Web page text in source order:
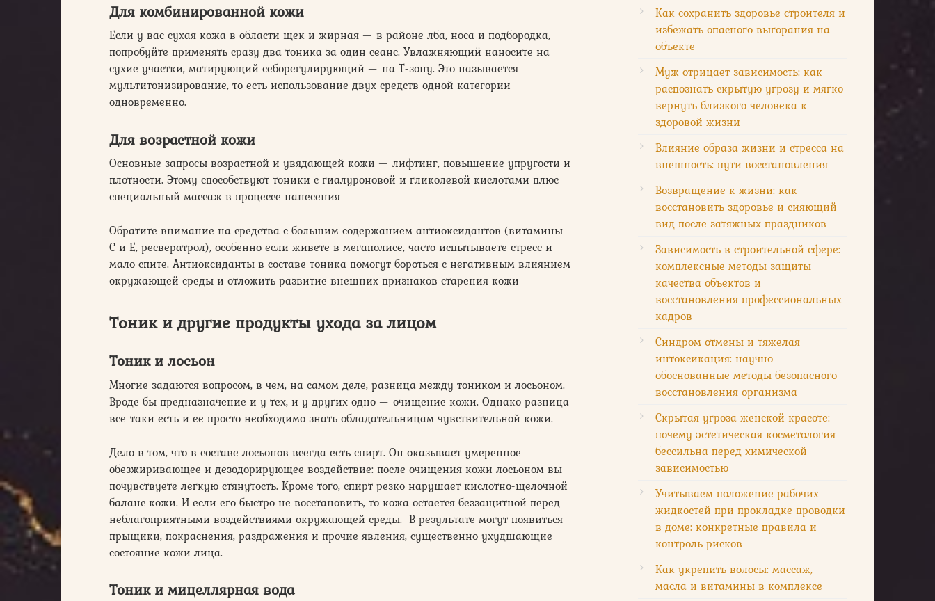
Для комбинированной кожи
Если у вас сухая кожа в области щек и жирная — в районе лба, носа и подбородка,
попробуйте применять сразу два тоника за один сеанс. Увлажняющий наносите на
сухие участки, матирующий себорегулирующий — на Т-зону. Это называется
мультитонизирование, то есть использование двух средств одной категории
одновременно.
Для возрастной кожи
Основные запросы возрастной и увядающей кожи — лифтинг, повышение упругости и
плотности. Этому способствуют тоники с гиалуроновой и гликолевой кислотами плюс
специальный массаж в процессе нанесения
Обратите внимание на средства с большим содержанием антиоксидантов (витамины
С и Е, ресвератрол), особенно если живете в мегаполисе, часто испытываете стресс и
мало спите. Антиоксиданты в составе тоника помогут бороться с негативным влиянием
окружающей среды и отложить развитие внешних признаков старения кожи
Тоник и другие продукты ухода за лицом
Тоник и лосьон
Многие задаются вопросом, в чем, на самом деле, разница между тоником и лосьоном.
Вроде бы предназначение и у тех, и у других одно — очищение кожи. Однако разница
все-таки есть и ее просто необходимо знать обладательницам чувствительной кожи.
Дело в том, что в составе лосьонов всегда есть спирт. Он оказывает умеренное
обезжиривающее и дезодорирующее воздействие: после очищения кожи лосьоном вы
почувствуете легкую стянутость. Кроме того, спирт резко нарушает кислотно-щелочной
баланс кожи. И если его быстро не восстановить, то кожа остается беззащитной перед
неблагоприятными воздействиями окружающей среды. В результате могут появиться
прыщики, покраснения, раздражения и прочие явления, существенно ухудшающие
состояние кожи лица.
Тоник и мицеллярная вода
Как сохранить здоровье строителя и
избежать опасного выгорания на
объекте
Муж отрицает зависимость: как
распознать скрытую угрозу и мягко
вернуть близкого человека к
здоровой жизни
Влияние образа жизни и стресса на
внешность: пути восстановления
Возвращение к жизни: как
восстановить здоровье и сияющий
вид после затяжных праздников
Зависимость в строительной сфере:
комплексные методы защиты
качества объектов и
восстановления профессиональных
кадров
Синдром отмены и тяжелая
интоксикация: научно
обоснованные методы безопасного
восстановления организма
Скрытая угроза женской красоте:
почему эстетическая косметология
бессильна перед химической
зависимостью
Учитываем положение рабочих
жидкостей при прокладке проводки
в доме: конкретные правила и
контроль рисков
Как укрепить волосы: массаж,
масла и витамины в комплексе